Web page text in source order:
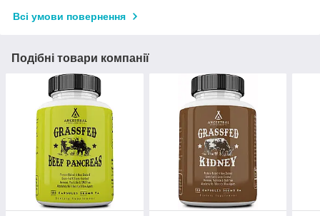
Всі умови повернення
Подібні товари компанії